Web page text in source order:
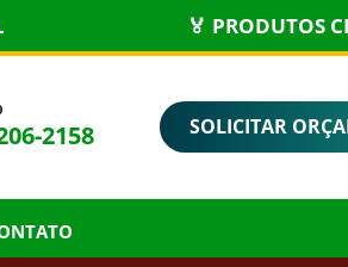
🏅 PRODUTOS
2158 SOLICITAR